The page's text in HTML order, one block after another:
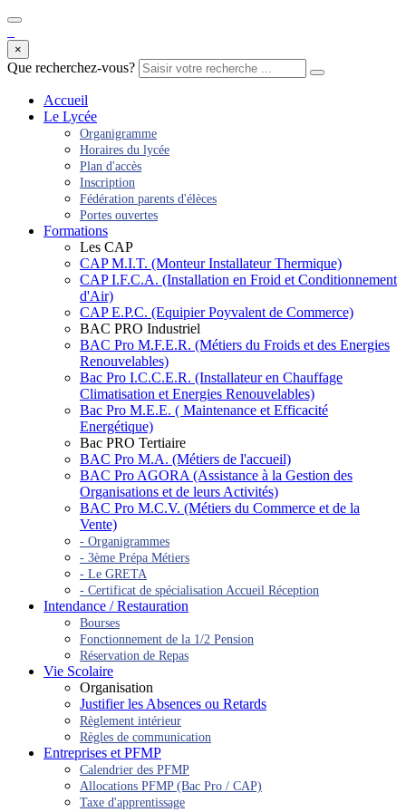
×
Que recherchez-vous?
Accueil
Le Lycée
Organigramme
Horaires du lycée
Plan d'accès
Inscription
Fédération parents d'élèces
Portes ouvertes
Formations
Les CAP
CAP M.I.T. (Monteur Installateur Thermique)
CAP I.F.C.A. (Installation en Froid et Conditionnement
d'Air)
CAP E.P.C. (Equipier Poyvalent de Commerce)
BAC PRO Industriel
BAC Pro M.F.E.R. (Métiers du Froids et des Energies
Renouvelables)
Bac Pro I.C.C.E.R. (Installateur en Chauffage
Climatisation et Energies Renouvelables)
Bac Pro M.E.E. ( Maintenance et Efficacité
Energétique)
Bac PRO Tertiaire
BAC Pro M.A. (Métiers de l'accueil)
BAC Pro AGORA (Assistance à la Gestion des
Organisations et de leurs Activités)
BAC Pro M.C.V. (Métiers du Commerce et de la
Vente)
- Organigrammes
- 3ème Prépa Métiers
- Le GRETA
- Certificat de spécialisation Accueil Réception
Intendance / Restauration
Bourses
Fonctionnement de la 1/2 Pension
Réservation de Repas
Vie Scolaire
Organisation
Justifier les Absences ou Retards
Règlement intérieur
Règles de communication
Entreprises et PFMP
Calendrier des PFMP
Allocations PFMP (Bac Pro / CAP)
Taxe d'apprentissage